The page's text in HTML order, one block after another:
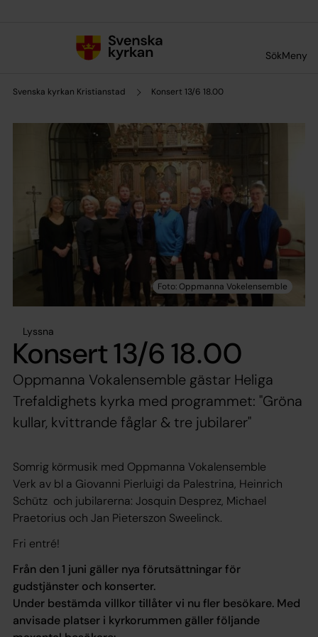
SökMeny
Svenska kyrkan Kristianstad Konsert 13/6 18.00
Lyssna
Konsert 13/6 18.00
Oppmanna Vokalensemble gästar Heliga
Trefaldighets kyrka med programmet: "Gröna
kullar, kvittrande fåglar & tre jubilarer"
Somrig körmusik med Oppmanna Vokalensemble
Verk av bl a Giovanni Pierluigi da Palestrina, Heinrich
Schütz och jubilarerna: Josquin Desprez, Michael
Praetorius och Jan Pieterszon Sweelinck.
Fri entré!
Från den 1 juni gäller nya förutsättningar för
gudstjänster och konserter.
Under bestämda villkor tillåter vi nu fler besökare. Med
anvisade platser i kyrkorummen gäller följande